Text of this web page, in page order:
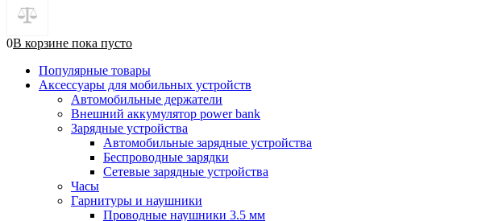
0В корзине пока пусто
Популярные товары
Аксессуары для мобильных устройств
Автомобильные держатели
Внешний аккумулятор power bank
Зарядные устройства
Автомобильные зарядные устройства
Беспроводные зарядки
Сетевые зарядные устройства
Часы
Гарнитуры и наушники
Проводные наушники 3.5 мм